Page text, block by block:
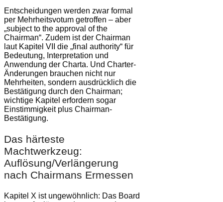
Entscheidungen werden zwar formal
per Mehrheitsvotum getroffen – aber
„subject to the approval of the
Chairman“. Zudem ist der Chairman
laut Kapitel VII die „final authority“ für
Bedeutung, Interpretation und
Anwendung der Charta. Und Charter-
Änderungen brauchen nicht nur
Mehrheiten, sondern ausdrücklich die
Bestätigung durch den Chairman;
wichtige Kapitel erfordern sogar
Einstimmigkeit plus Chairman-
Bestätigung.
Das härteste
Machtwerkzeug:
Auflösung/Verlängerung
nach Chairmans Ermessen
Kapitel X ist ungewöhnlich: Das Board